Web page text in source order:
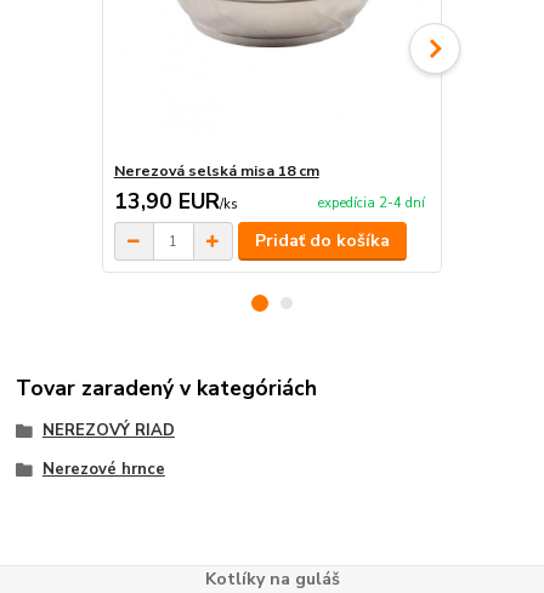
Nerezová selská misa 18 cm
13,90 EUR/ks expedícia 2-4 dní
Pridať do košíka
Tovar zaradený v kategóriách
NEREZOVÝ RIAD
Nerezové hrnce
Kotlíky na guláš